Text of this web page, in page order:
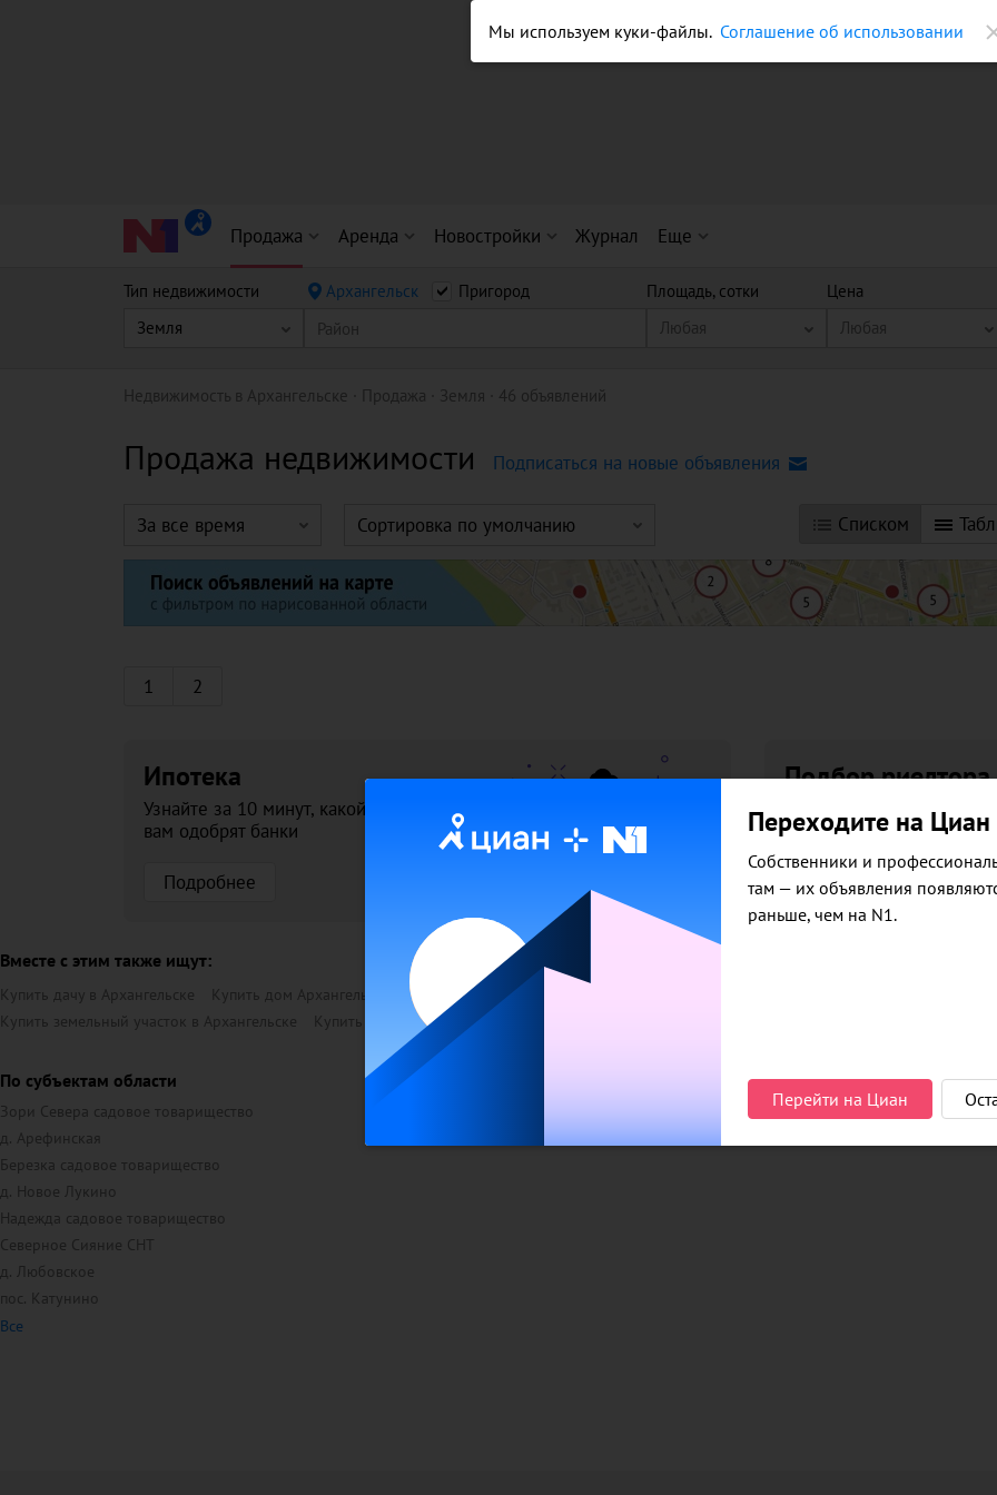
Продажа Аренда Новостройки Журнал Еще
Тип недвижимости
Земля
Архангельск
Пригород
Район
Площадь, сотки
Любая
Цена
Любая
Недвижимость в Архангельске Продажа Земля 46 объявлений
Продажа недвижимости Подписаться на новые объявления
За все время Сортировка по умолчанию Списком
1 2
Ипотека
Узнайте за 10 минут, какой кредит
вам одобрят банки
Подробнее
Подбор риелтора
Риелтор поможет купить
продать любую
Оставить заявку
Вместе с этим также ищут:
Купить дачу в Архангельске Купить дом Архангельске Купить дачный участок в Архангельске
Купить земельный участок в Архангельске
Купить коммерческую землю в Архангельске
По субъектам области
Зори Севера садовое товарищество
д. Арефинская
Березка садовое товарищество
д. Новое Лукино
Надежда садовое товарищество
Северное Сияние СНТ
д. Любовское
пос. Катунино
Все
Мы используем куки-файлы. Соглашение об использовании
Переходите на Циан
Собственники и
там — их объявления
раньше, чем на N1.
Перейти на Циан